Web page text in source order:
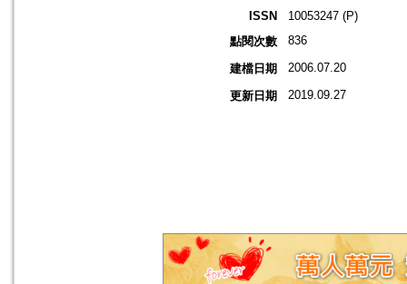
ISSN
10053247 (P)
點閱次數
836
建檔日期 2006.07.20
更新日期 2019.09.27